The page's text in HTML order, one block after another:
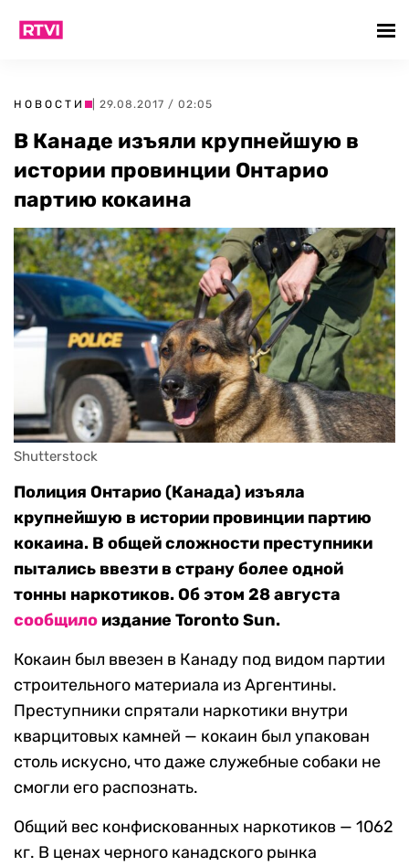
НОВОСТИ | 29.08.2017 / 02:05
В Канаде изъяли крупнейшую в
истории провинции Онтарио
партию кокаина
Shutterstock
Полиция Онтарио (Канада) изъяла
крупнейшую в истории провинции партию
кокаина. В общей сложности преступники
пытались ввезти в страну более одной
тонны наркотиков. Об этом 28 августа
сообщило издание Toronto Sun.
Кокаин был ввезен в Канаду под видом партии
строительного материала из Аргентины.
Преступники спрятали наркотики внутри
кварцитовых камней — кокаин был упакован
столь искусно, что даже служебные собаки не
смогли его распознать.
Общий вес конфискованных наркотиков — 1062
кг. В ценах черного канадского рынка